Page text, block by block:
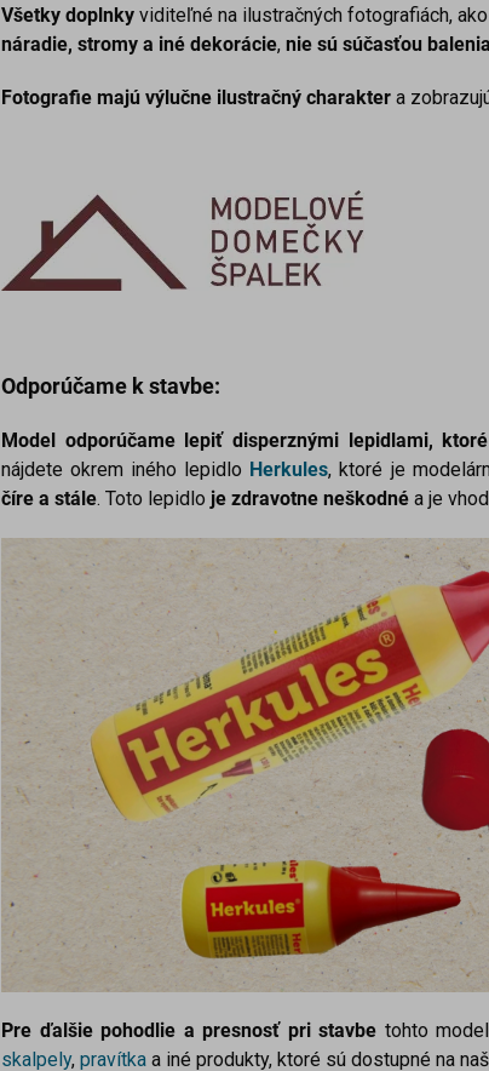
Všetky doplnky viditeľné na ilustračných fotografiách,
náradie, stromy a iné dekorácie, nie sú súčasťou balenia
Fotografie majú výlučne ilustračný charakter a
Odporúčame k stavbe:
Model odporúčame lepiť disperznými lepidlami,
nájdete okrem iného lepidlo Herkules, ktoré je
číre a stále. Toto lepidlo je zdravotne neškodné a je
Pre ďalšie pohodlie a presnosť pri stavbe tohto
skalpely, pravítka a iné produkty, ktoré sú dostupné na